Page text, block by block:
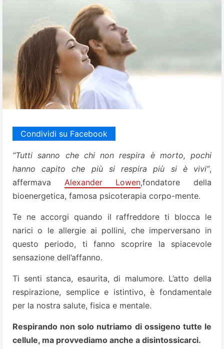
Condividi su Facebook
“Tutti sanno che chi non respira è morto, pochi
hanno capito che più si respira più si è vivi”,
affermava Alexander Lowen,fondatore della
bioenergetica, famosa psicoterapia corpo-mente.
Te ne accorgi quando il raffreddore ti blocca le
narici o le allergie ai pollini, che imperversano in
questo periodo, ti fanno scoprire la spiacevole
sensazione dell’affanno.
Ti senti stanca, esaurita, di malumore. L’atto della
respirazione, semplice e istintivo, è fondamentale
per la nostra salute, fisica e mentale.
Respirando non solo nutriamo di ossigeno tutte le
cellule, ma provvediamo anche a disintossicarci.